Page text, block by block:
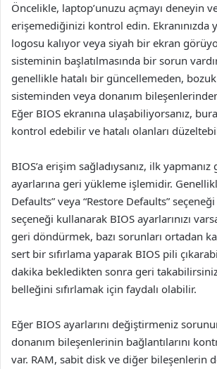
Öncelikle, laptop’unuzu açmayı deneyin
erişemediğinizi kontrol edin. Ekranınızda
logosu kalıyor veya siyah bir ekran
sisteminin başlatılmasında bir sorun
genellikle hatalı bir güncellemeden,
sisteminden veya donanım
Eğer BIOS ekranına ulaşabiliyorsanız,
kontrol edebilir ve hatalı olanları
BIOS’a erişim sağladıysanız, ilk
ayarlarına geri yükleme işlemidir.
Defaults” veya “Restore Defaults”
seçeneği kullanarak BIOS ayarlarınızı
geri döndürmek, bazı sorunları ortadan
sert bir sıfırlama yaparak BIOS pili
dakika bekledikten sonra geri
belleğini sıfırlamak için faydalı olabilir.
Eğer BIOS ayarlarını değiştirmeniz
donanım bileşenlerinin bağlantılarını
var. RAM, sabit disk ve diğer bileşenlerin